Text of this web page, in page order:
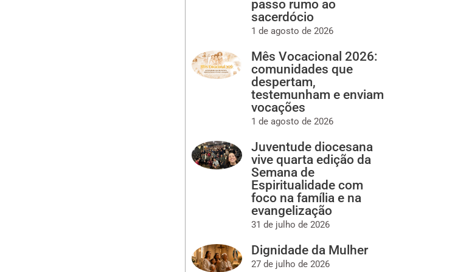
passo rumo ao
sacerdócio
1 de agosto de 2026
Mês Vocacional 2026:
comunidades que
despertam,
testemunham e enviam
vocações
1 de agosto de 2026
Juventude diocesana
vive quarta edição da
Semana de
Espiritualidade com
foco na família e na
evangelização
31 de julho de 2026
Dignidade da Mulher
27 de julho de 2026